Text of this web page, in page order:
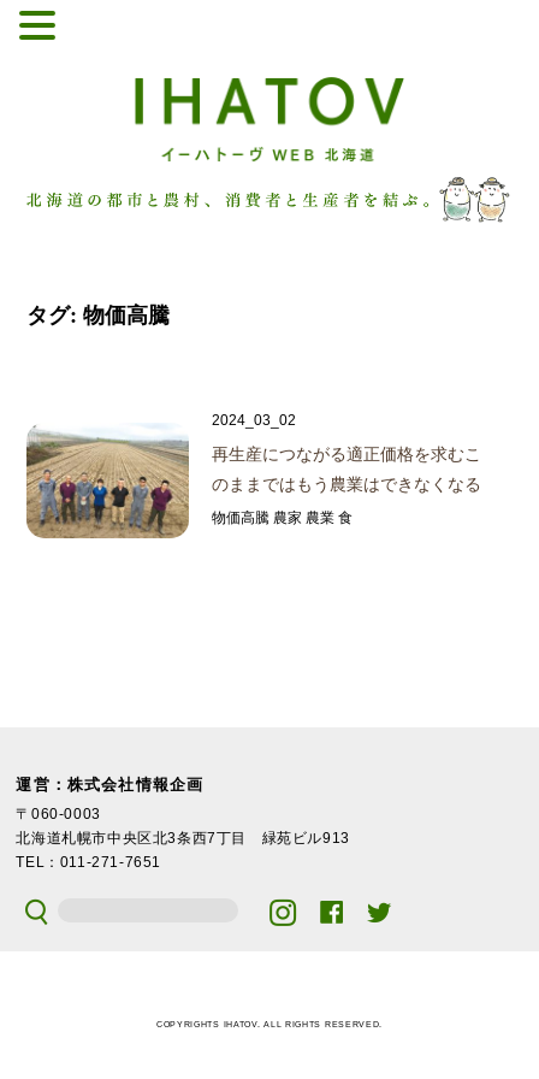
タグ:物価高騰
2024_03_02
再生産につながる適正価格を求むこ
のままではもう農業はできなくなる
物価高騰 農家 農業 食
運営：株式会社情報企画
〒060-0003
北海道札幌市中央区北3条西7丁目 緑苑ビル913
TEL：011-271-7651
COPYRIGHTS IHATOV. ALL RIGHTS RESERVED.